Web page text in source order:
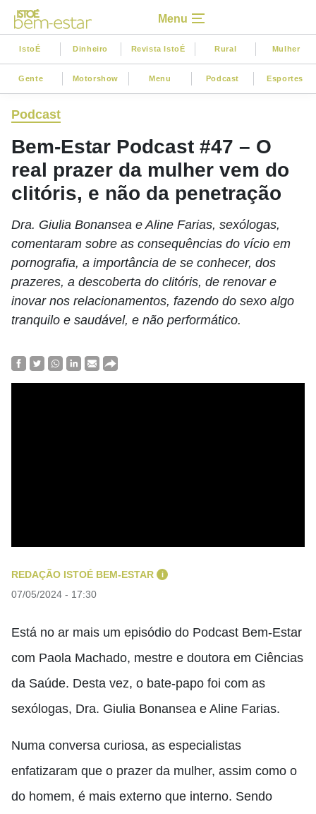
Menu
IstoÉ Dinheiro Revista IstoÉ Rural Mulher
Gente Motorshow Menu Podcast Esportes
Podcast
Bem-Estar Podcast #47 – O
real prazer da mulher vem do
clitóris, e não da penetração
Dra. Giulia Bonansea e Aline Farias, sexólogas,
comentaram sobre as consequências do vício em
pornografia, a importância de se conhecer, dos
prazeres, a descoberta do clitóris, de renovar e
inovar nos relacionamentos, fazendo do sexo algo
tranquilo e saudável, e não performático.
REDAÇÃO ISTOÉ BEM-ESTAR i
07/05/2024 - 17:30
Está no ar mais um episódio do Podcast Bem-Estar
com Paola Machado, mestre e doutora em Ciências
da Saúde. Desta vez, o bate-papo foi com as
sexólogas, Dra. Giulia Bonansea e Aline Farias.
Numa conversa curiosa, as especialistas
enfatizaram que o prazer da mulher, assim como o
do homem, é mais externo que interno. Sendo